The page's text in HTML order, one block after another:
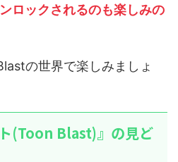
ロックされるのも楽しみの
の世界で楽しみましょ
ト(Toon Blast)』の見ど